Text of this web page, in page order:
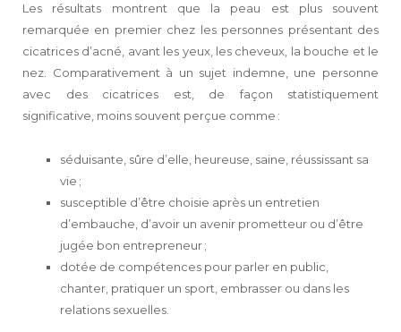
Les résultats montrent que la peau est plus souvent
remarquée en premier chez les personnes présentant des
cicatrices d’acné, avant les yeux, les cheveux, la bouche et le
nez. Comparativement à un sujet indemne, une personne
avec des cicatrices est, de façon statistiquement
significative, moins souvent perçue comme :
séduisante, sûre d’elle, heureuse, saine, réussissant sa
vie ;
susceptible d’être choisie après un entretien
d’embauche, d’avoir un avenir prometteur ou d’être
jugée bon entrepreneur ;
dotée de compétences pour parler en public,
chanter, pratiquer un sport, embrasser ou dans les
relations sexuelles.